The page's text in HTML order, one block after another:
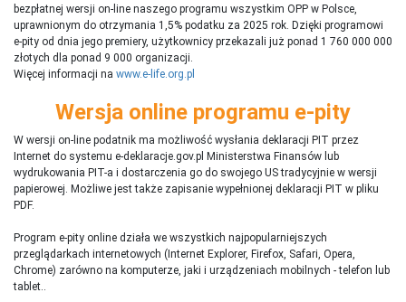
bezpłatnej wersji on-line naszego programu wszystkim OPP w Polsce,
uprawnionym do otrzymania 1,5% podatku za 2025 rok. Dzięki programowi
e-pity od dnia jego premiery, użytkownicy przekazali już ponad 1 760 000 000
złotych dla ponad 9 000 organizacji.
Więcej informacji na www.e-life.org.pl
Wersja online programu e-pity
W wersji on-line podatnik ma możliwość wysłania deklaracji PIT przez
Internet do systemu e-deklaracje.gov.pl Ministerstwa Finansów lub
wydrukowania PIT-a i dostarczenia go do swojego US tradycyjnie w wersji
papierowej. Możliwe jest także zapisanie wypełnionej deklaracji PIT w pliku
PDF.
Program e-pity online działa we wszystkich najpopularniejszych
przeglądarkach internetowych (Internet Explorer, Firefox, Safari, Opera,
Chrome) zarówno na komputerze, jaki i urządzeniach mobilnych - telefon lub
tablet..